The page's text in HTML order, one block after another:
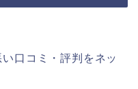
口コミ・評判をネッ